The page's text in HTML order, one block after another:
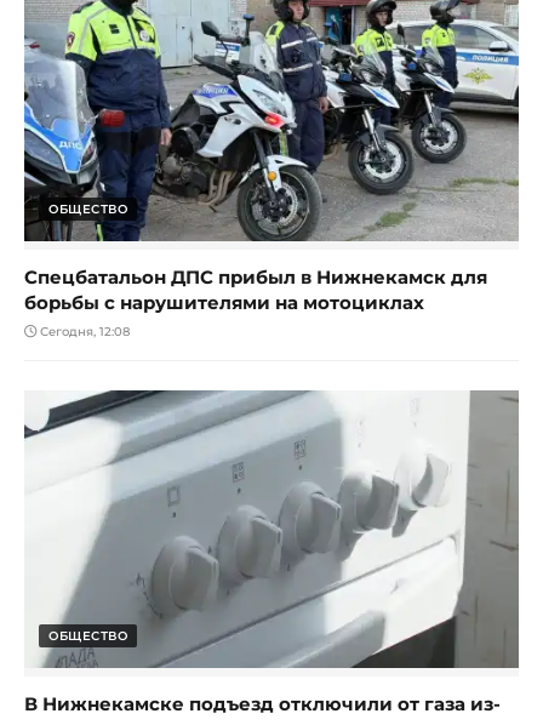
ОБЩЕСТВО
Спецбатальон ДПС прибыл в Нижнекамск для
борьбы с нарушителями на мотоциклах
Сегодня, 12:08
ОБЩЕСТВО
В Нижнекамске подъезд отключили от газа из-